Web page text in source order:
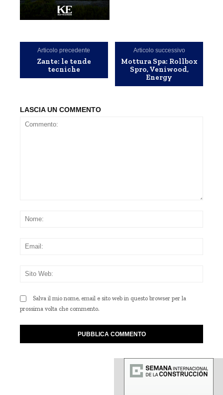
Articolo precedente
Zante: le tende
tecniche
Articolo successivo
Mottura Spa: Rollbox
Spro, Veniwood,
Energy
LASCIA UN COMMENTO
Salva il mio nome, email e sito web in questo browser per la
prossima volta che commento.